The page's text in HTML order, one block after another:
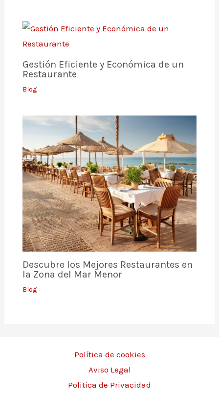
Gestión Eficiente y Económica de un
Restaurante
Blog
Descubre los Mejores Restaurantes en
la Zona del Mar Menor
Blog
Política de cookies
Aviso Legal
Politica de Privacidad